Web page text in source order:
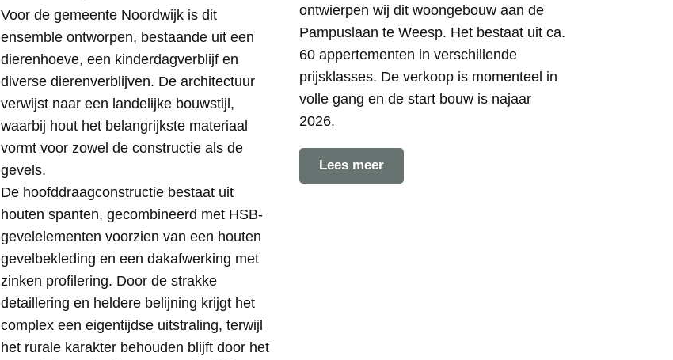
Voor de gemeente Noordwijk is dit
ensemble ontworpen, bestaande uit een
dierenhoeve, een kinderdagverblijf en
diverse dierenverblijven. De architectuur
verwijst naar een landelijke bouwstijl,
waarbij hout het belangrijkste materiaal
vormt voor zowel de constructie als de
gevels.
De hoofddraagconstructie bestaat uit
houten spanten, gecombineerd met HSB-
gevelelementen voorzien van een houten
gevelbekleding en een dakafwerking met
zinken profilering. Door de strakke
detaillering en heldere belijning krijgt het
complex een eigentijdse uitstraling, terwijl
het rurale karakter behouden blijft door het
ontwierpen wij dit woongebouw aan de
Pampuslaan te Weesp. Het bestaat uit ca.
60 appertementen in verschillende
prijsklasses. De verkoop is momenteel in
volle gang en de start bouw is najaar
2026.
Lees meer